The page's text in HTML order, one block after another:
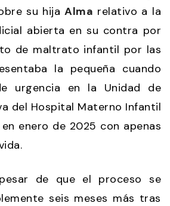
su hijaAlma relativo a la
abierta en su contra por
de maltrato infantil por las
la pequeña cuando
urgencia en la Unidad de
del Hospital Materno Infantil
enero de 2025 con apenas
de que el proceso se
seis meses más tras